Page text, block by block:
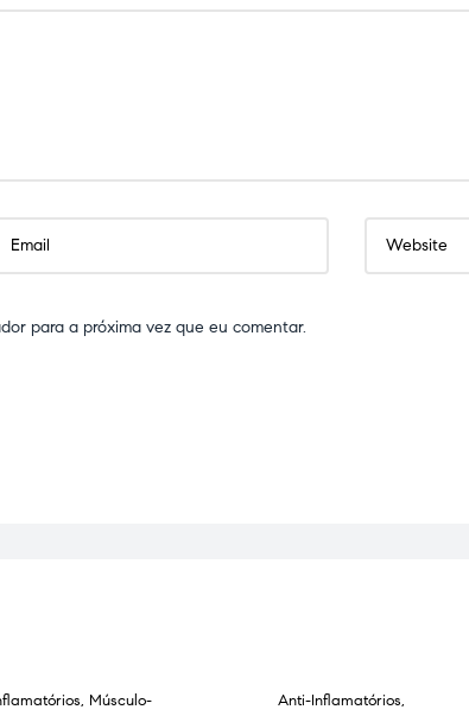
para a próxima vez que eu comentar.
, Músculo-
Anti-Inflamatórios,